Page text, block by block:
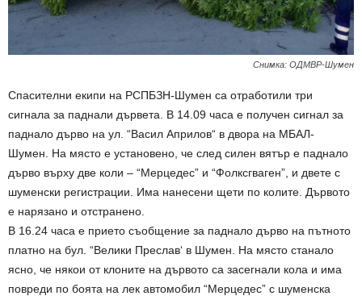
Снимка: ОДМВР-Шумен
Спасителни екипи на РСПБЗН-Шумен са отработили три
сигнала за паднали дървета. В 14.09 часа е получен сигнал за
паднало дърво на ул. “Васил Априлов“ в двора на МБАЛ-
Шумен. На място е установено, че след силен вятър е паднало
дърво върху две коли – “Мерцедес” и “Фолксгваген”, и двете с
шуменски регистрации. Има нанесени щети по колите. Дървото
е нарязано и отстранено.
В 16.24 часа е прието съобщение за паднало дърво на пътното
платно на бул. “Велики Преслав‘ в Шумен. На място станало
ясно, че някои от клоните на дървото са засегнали кола и има
повреди по боята на лек автомобил “Мерцедес” с шуменска